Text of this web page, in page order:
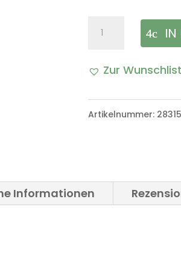
Klammer
Heizungsklappe
VW
Bombardier
IN
Zur
Artikelnummer:
Informationen